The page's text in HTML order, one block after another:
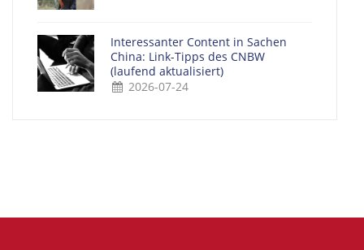
Interessanter Content in Sachen
China: Link-Tipps des CNBW
(laufend aktualisiert)
2026-07-24